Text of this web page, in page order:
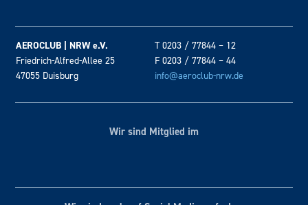
AEROCLUB | NRW e.V.
Friedrich-Alfred-Allee 25
47055 Duisburg
T 0203 / 77844 – 12
F 0203 / 77844 – 44
info@aeroclub-nrw.de
Wir sind Mitglied im